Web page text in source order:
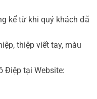
kể từ khi quý khách đã
thiệp viết tay, màu
Điệp tại Website: